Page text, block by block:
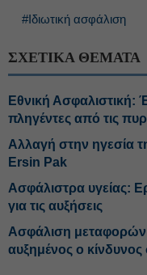
#Ιδιωτική ασφάλιση
ΣΧΕΤΙΚΑ ΘΕΜΑΤΑ
Εθνική Ασφαλιστική:
πληγέντες από τις
Αλλαγή στην ηγεσία
Ersin Pak
Ασφάλιστρα υγείας:
για τις αυξήσεις
Ασφάλιση μεταφορών:
αυξημένος ο κίνδυνος